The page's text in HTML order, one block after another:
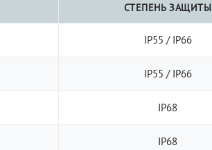
СТЕПЕНЬ ЗАЩИТЫ
IP55 / IP66
IP55 / IP66
IP68
IP68